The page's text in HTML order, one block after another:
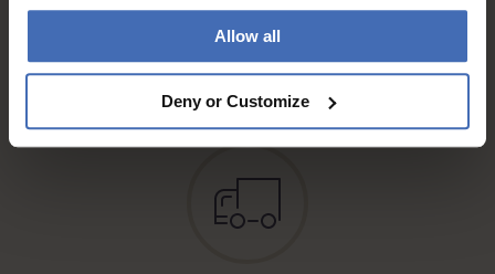
Allow all
Deny or Customize
Fattura & Pagamento a rate
info